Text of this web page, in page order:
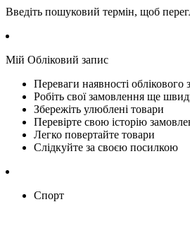
Введіть пошуковий термін, щоб
Мій Обліковий запис
Переваги наявності облікового
Робіть свої замовлення ще
Збережіть улюблені товари
Перевірте свою історію
Легко повертайте товари
Слідкуйте за своєю посилкою
Спорт